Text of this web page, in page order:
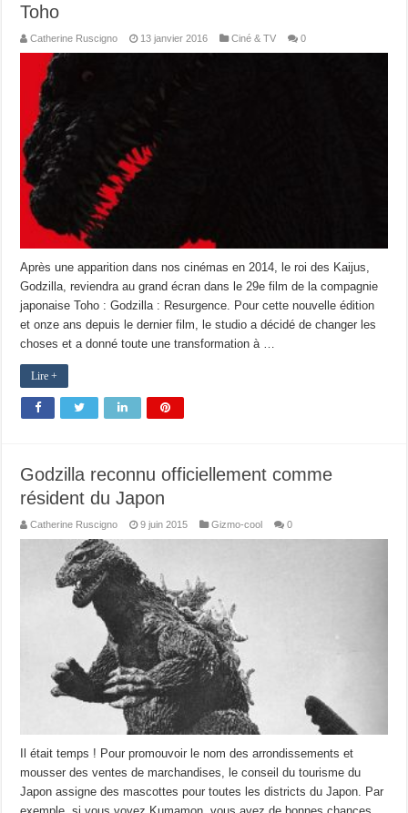
Toho
Catherine Ruscigno 13 janvier 2016 Ciné & TV 0
Après une apparition dans nos cinémas en 2014, le roi des Kaijus,
Godzilla, reviendra au grand écran dans le 29e film de la compagnie
japonaise Toho : Godzilla : Resurgence. Pour cette nouvelle édition
et onze ans depuis le dernier film, le studio a décidé de changer les
choses et a donné toute une transformation à …
Lire +
Godzilla reconnu officiellement comme
résident du Japon
Catherine Ruscigno 9 juin 2015 Gizmo-cool 0
Il était temps ! Pour promouvoir le nom des arrondissements et
mousser des ventes de marchandises, le conseil du tourisme du
Japon assigne des mascottes pour toutes les districts du Japon. Par